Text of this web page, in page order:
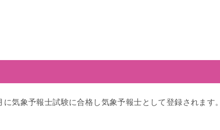
気象予報士試験に合格し気象予報士として登録されます。